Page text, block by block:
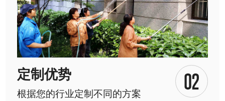
定制优势
根据您的行业定制不同的方案